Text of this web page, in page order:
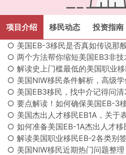
项目介绍 移民动态 投资指南
○ 美国EB-3移民是否真如传说那般
○ 两个方法帮你缩短美国EB3非技
○ 解读史上门槛最低的美国职业
○ 美国NIW移民条件解析，高级学
○ 美国EB3移民，找中介记得问清
○ 要点解读！如何确保美国EB-3
○ 美国杰出人才移民EB1A，关于
○ 如何准备美国EB-1A杰出人才移
○ 解读美国职业移民EB-2各类别
○ 美国NIW移民近期热门问题整理